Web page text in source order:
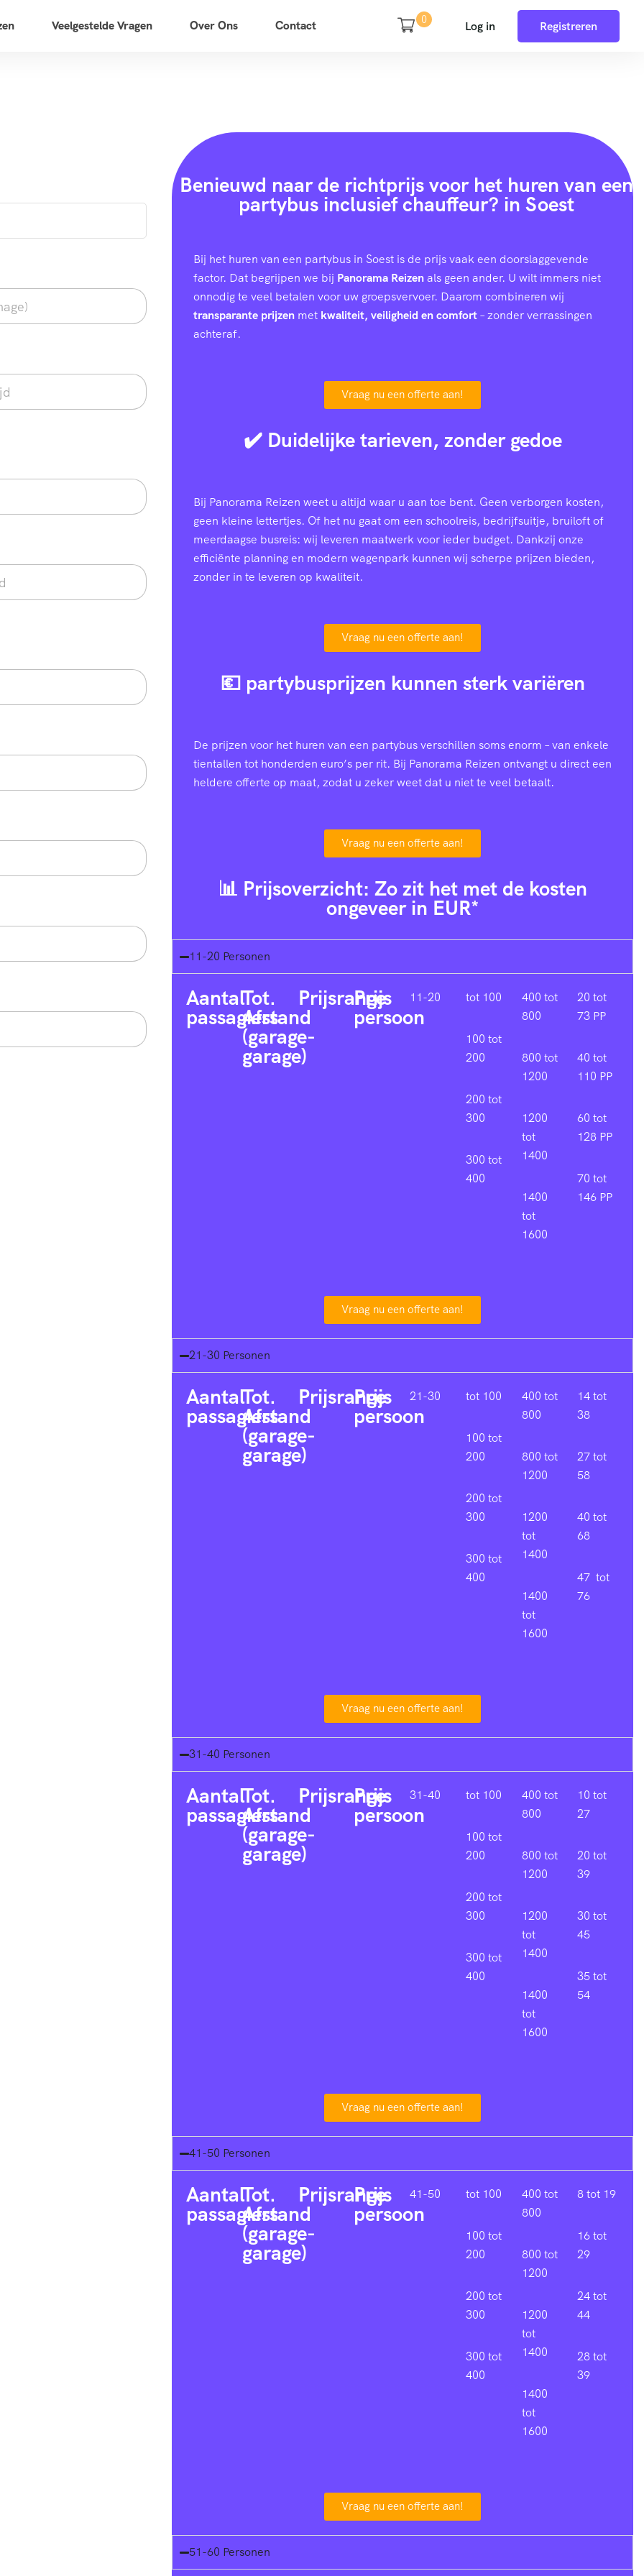
Veelgestelde Vragen Over Ons Contact 0 Log in Registreren
Benieuwd naar de richtprijs voor het huren van een
partybus inclusief chauffeur? in Soest
Bij het huren van een partybus in Soest is de prijs vaak een doorslaggevende
factor. Dat begrijpen we bij Panorama Reizenals geen ander. U wilt immers niet
onnodig te veel betalen voor uw groepsvervoer. Daarom combineren wij
transparante prijzen met kwaliteit, veiligheid en comfort– zonder verrassingen
achteraf.
Vraag nu een offerte aan!
✔️ Duidelijke tarieven, zonder gedoe
Bij Panorama Reizen weet u altijd waar u aan toe bent. Geen verborgen kosten,
geen kleine lettertjes. Of het nu gaat om een schoolreis, bedrijfsuitje, bruiloft of
meerdaagse busreis: wij leveren maatwerk voor ieder budget. Dankzij onze
efficiënte planning en modern wagenpark kunnen wij scherpe prijzen bieden,
zonder in te leveren op kwaliteit.
Vraag nu een offerte aan!
💶 partybusprijzen kunnen sterk variëren
De prijzen voor het huren van een partybus verschillen soms enorm – van enkele
tientallen tot honderden euro’s per rit. Bij Panorama Reizen ontvangt u direct een
heldere offerte op maat, zodat u zeker weet dat u niet te veel betaalt.
Vraag nu een offerte aan!
📊 Prijsoverzicht: Zo zit het met de kosten
ongeveer in EUR*
11-20 Personen
Aantal
passagiers
Tot.
Afstand
(garage-
garage)
Prijsrange
Prijs
persoon
11-20 tot 100
100 tot
200
200 tot
300
300 tot
400
400 tot
800
800 tot
1200
1200
tot
1400
1400
tot
1600
20 tot
73 PP
40 tot
110 PP
60 tot
128 PP
70 tot
146 PP
Vraag nu een offerte aan!
21-30 Personen
Aantal
passagiers
Tot.
Afstand
(garage-
garage)
Prijsrange
Prijs
persoon
21-30 tot 100
100 tot
200
200 tot
300
300 tot
400
400 tot
800
800 tot
1200
1200
tot
1400
1400
tot
1600
14 tot
38
27 tot
58
40 tot
68
47 tot
76
Vraag nu een offerte aan!
31-40 Personen
Aantal
passagiers
Tot.
Afstand
(garage-
garage)
Prijsrange
Prijs
persoon
31-40 tot 100
100 tot
200
200 tot
300
300 tot
400
400 tot
800
800 tot
1200
1200
tot
1400
1400
tot
1600
10 tot
27
20 tot
39
30 tot
45
35 tot
54
Vraag nu een offerte aan!
41-50 Personen
Aantal
passagiers
Tot.
Afstand
(garage-
garage)
Prijsrange
Prijs
persoon
41-50 tot 100
100 tot
200
200 tot
300
300 tot
400
400 tot
800
800 tot
1200
1200
tot
1400
1400
tot
1600
8 tot 19
16 tot
29
24 tot
44
28 tot
39
Vraag nu een offerte aan!
51-60 Personen